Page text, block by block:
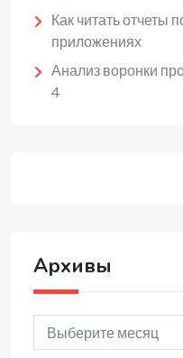
Как читать отчеты
приложениях
Анализ воронки
4
Архивы
Архивы